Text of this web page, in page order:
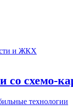
и ЖКХ
со схемо-
технологии